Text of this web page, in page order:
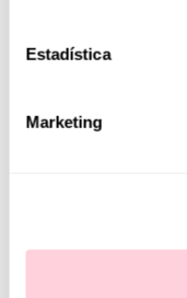
Estadística
Marketing